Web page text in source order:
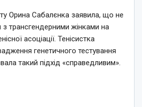
Орина Сабалєнка заявила, що не
з трансгендерними жінками на
асоціації. Тенісистка
генетичного тестування
такий підхід «справедливим».